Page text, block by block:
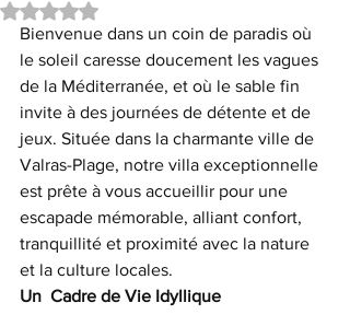
Noté NaN étoiles sur 5.
Bienvenue dans un coin de paradis où
le soleil caresse doucement les vagues
de la Méditerranée, et où le sable fin
invite à des journées de détente et de
jeux. Située dans la charmante ville de
Valras-Plage, notre villa exceptionnelle
est prête à vous accueillir pour une
escapade mémorable, alliant confort,
tranquillité et proximité avec la nature
et la culture locales.
Un  Cadre de Vie Idyllique